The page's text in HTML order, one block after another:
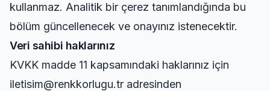
kullanmaz. Analitik bir çerez tanımlandığında bu
bölüm güncellenecek ve onayınız istenecektir.
Veri sahibi haklarınız
KVKK madde 11 kapsamındaki haklarınız için
iletisim@renkkorlugu.tr adresinden